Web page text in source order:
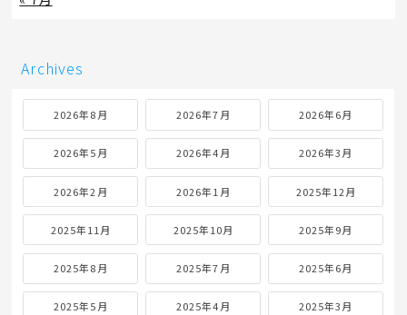
Archives
2026年8月 2026年7月 2026年6月
2026年5月 2026年4月 2026年3月
2026年2月 2026年1月 2025年12月
2025年11月 2025年10月 2025年9月
2025年8月 2025年7月 2025年6月
2025年5月 2025年4月 2025年3月